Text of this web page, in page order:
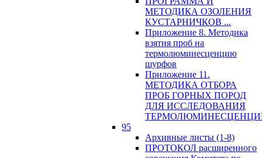
МЕТОДИКА ОЗОЛЕНИЯ
КУСТАРНИЧКОВ ...
Приложение 8. Методика
взятия проб на
термолюминесценцию
шурфов
Приложение 11.
МЕТОДИКА ОТБОРА
ПРОБ ГОРНЫХ ПОРОД
ДЛЯ ИССЛЕДОВАНИЯ
95
Архивные листы (1-8)
ПРОТОКОЛ расширенного